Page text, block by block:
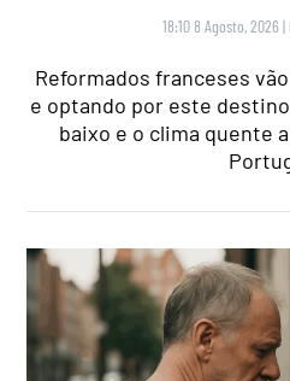
18:10 8 Agosto, 2026 |
Reformados franceses
e optando por este
baixo e o clima quente